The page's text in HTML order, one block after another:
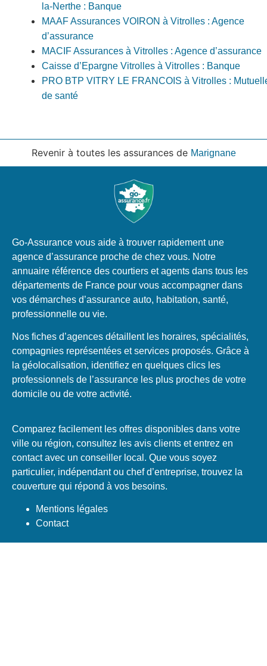
la-Nerthe : Banque
MAAF Assurances VOIRON à Vitrolles : Agence
d’assurance
MACIF Assurances à Vitrolles : Agence d’assurance
Caisse d’Epargne Vitrolles à Vitrolles : Banque
PRO BTP VITRY LE FRANCOIS à Vitrolles :
de santé
Revenir à toutes les assurances de Marignane
Go-Assurance vous aide à trouver rapidement une
agence d’assurance proche de chez vous. Notre
annuaire référence des courtiers et agents dans tous les
départements de France pour vous accompagner dans
vos démarches d’assurance auto, habitation, santé,
professionnelle ou vie.
Nos fiches d’agences détaillent les horaires, spécialités,
compagnies représentées et services proposés. Grâce à
la géolocalisation, identifiez en quelques clics les
professionnels de l’assurance les plus proches de votre
domicile ou de votre activité.
Comparez facilement les offres disponibles dans votre
ville ou région, consultez les avis clients et entrez en
contact avec un conseiller local. Que vous soyez
particulier, indépendant ou chef d’entreprise, trouvez la
couverture qui répond à vos besoins.
Mentions légales
Contact